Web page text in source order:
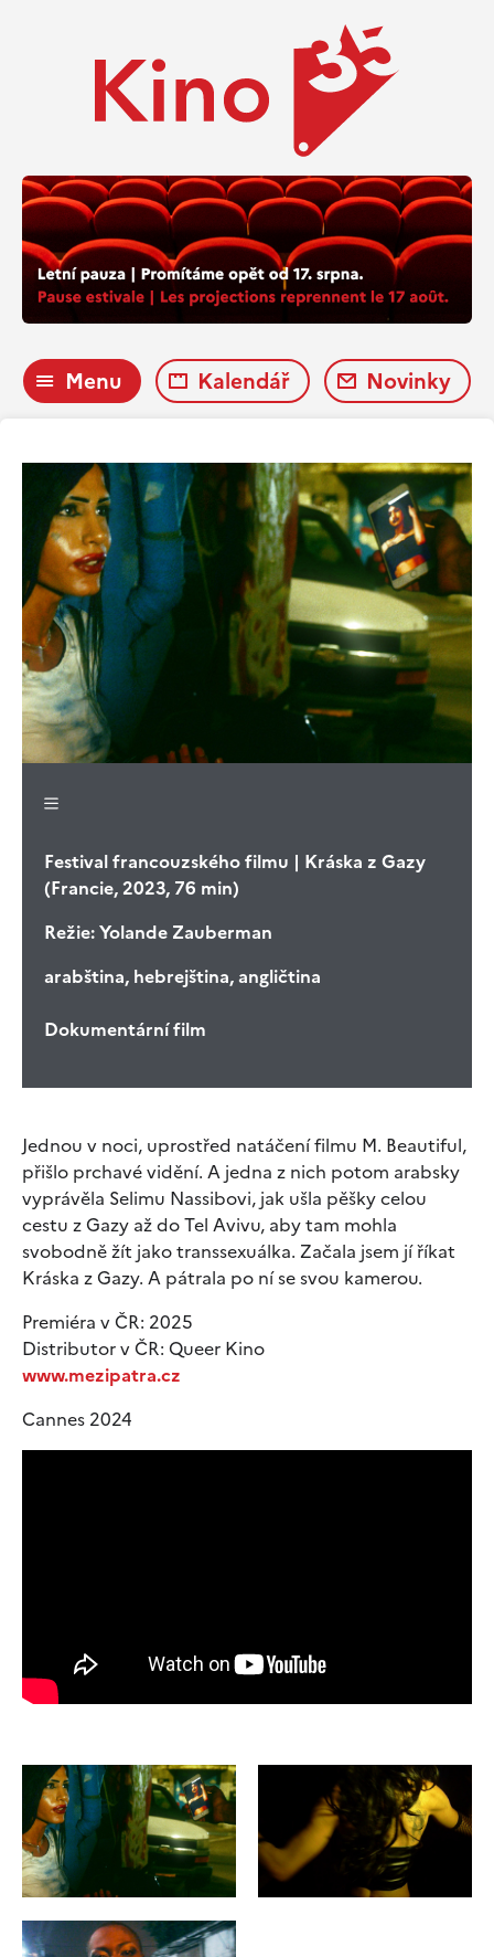
Menu Kalendář Novinky
Festival francouzského filmu | Kráska z Gazy
(Francie, 2023, 76 min)
Režie:Yolande Zauberman
arabština, hebrejština, angličtina
Dokumentární film
Jednou v noci, uprostřed natáčení filmu M. Beautiful,
přišlo prchavé vidění. A jedna z nich potom arabsky
vyprávěla Selimu Nassibovi, jak ušla pěšky celou
cestu z Gazy až do Tel Avivu, aby tam mohla
svobodně žít jako transsexuálka. Začala jsem jí říkat
Kráska z Gazy. A pátrala po ní se svou kamerou.
Premiéra v ČR: 2025
Distributor v ČR: Queer Kino
www.mezipatra.cz
Cannes 2024